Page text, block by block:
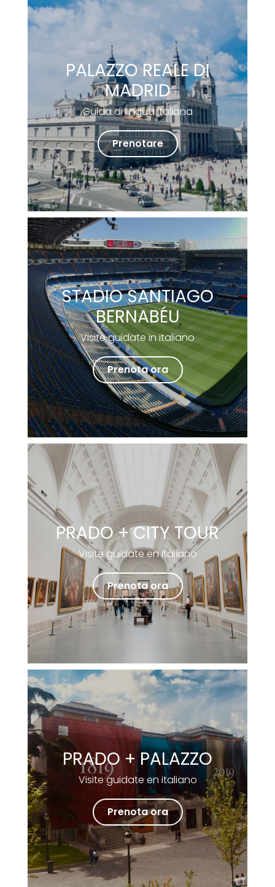
PALAZZO REALE DI
MADRID
Guida di lingua italiana
Prenotare
STADIO SANTIAGO
BERNABÉU
Visite guidate in italiano
Prenota ora
PRADO + CITY TOUR
Visite guidate en italiano
Prenota ora
PRADO + PALAZZO
Visite guidate en italiano
Prenota ora